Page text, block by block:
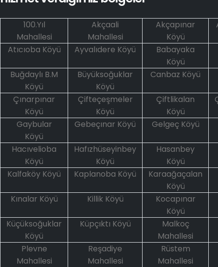
100.Yıl
Mahallesi
Akçaali
Mahallesi
Akçapınar
Köyü
Atıcıoba Köyü Ayvalıdere Köyü
Babayaka
Köyü
Buğdaylı B.M
Köyü
Büyüksoğuklar
Köyü
Canbaz Köyü
Çınarpınar
Köyü
Çifteçeşmeler
Köyü
Çiftlikalan
Köyü
Gaybular
Köyü
Gebeçınar Köyü Gelgeç Köyü
Hacıvelioba
Köyü
Hafızhüseyinbey
Köyü
Hasanbey
Köyü
Kalfaköy Köyü
Kaplanoba Köyü
Karaağaçalan
Köyü
Kınalar Köyü
Killik Köyü
Kocapınar
Köyü
Küçüksoğuklar
Köyü
Küpçıktı Köyü
Malkoç
Mahallesi
Plevne
Mahallesi
Reşadiye
Mahallesi
Rüstem
Mahallesi